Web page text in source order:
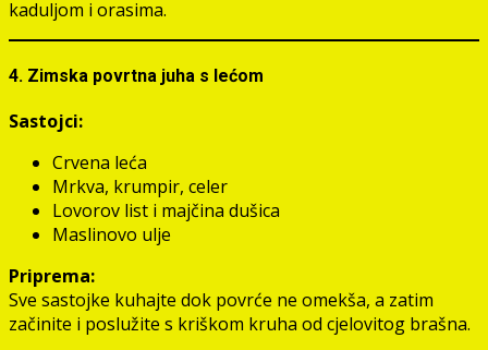
kaduljom i orasima.
4. Zimska povrtna juha s lećom
Sastojci:
Crvena leća
Mrkva, krumpir, celer
Lovorov list i majčina dušica
Maslinovo ulje
Priprema:
Sve sastojke kuhajte dok povrće ne omekša, a zatim
začinite i poslužite s kriškom kruha od cjelovitog brašna.